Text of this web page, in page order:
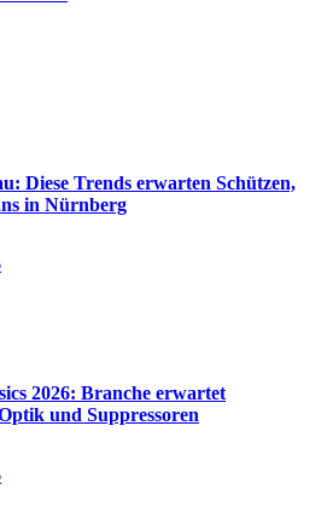
Diese Trends erwarten Schützen,
in Nürnberg
2026: Branche erwartet
und Suppressoren